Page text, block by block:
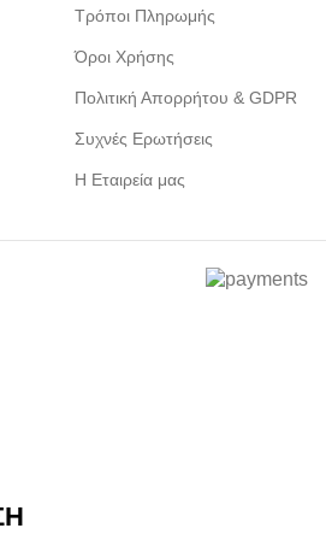
Τρόποι Πληρωμής
Όροι Χρήσης
Πολιτική Απορρήτου & GDPR
Συχνές Ερωτήσεις
Η Εταιρεία μας